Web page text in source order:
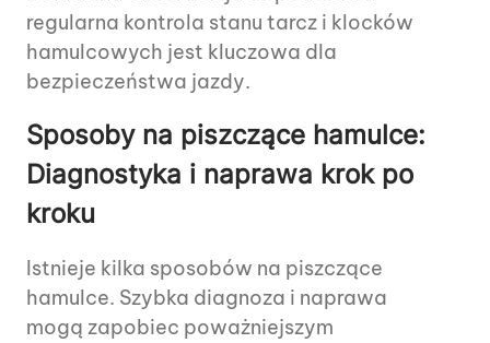
regularna kontrola stanu tarcz i klocków
hamulcowych jest kluczowa dla
bezpieczeństwa jazdy.
Sposoby na piszczące hamulce:
Diagnostyka i naprawa krok po
kroku
Istnieje kilka sposobów na piszczące
hamulce. Szybka diagnoza i naprawa
mogą zapobiec poważniejszym